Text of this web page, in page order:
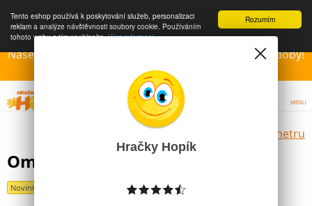
Rozumím
Tento eshop používá k poskytování služeb, personalizaci
reklam a analýze návštěvnosti soubory cookie. Používáním
tohoto webu s tím souhlasíte.Více informací
Naše Prodejny – Otevřeny dle otvírací prázdninové doby!
Přejeme krásné léto!!!
MENU
Výběr hraček dle zvoleného parametru
Omalovánky MFP Policie
Novinka
Hračky Hopík